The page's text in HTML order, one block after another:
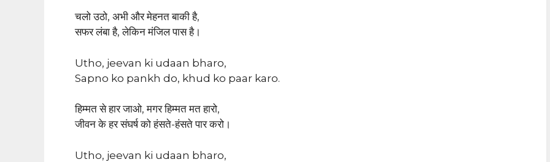
चलो उठो, अभी और मेहनत बाकी है,
सफर लंबा है, लेकिन मंजिल पास है।
Utho, jeevan ki udaan bharo,
Sapno ko pankh do, khud ko paar karo.
हिम्मत से हार जाओ, मगर हिम्मत मत हारो,
जीवन के हर संघर्ष को हंसते-हंसते पार करो।
Utho, jeevan ki udaan bharo,